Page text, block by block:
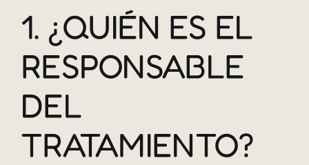
1. ¿QUIÉN ES EL
RESPONSABLE
DEL
TRATAMIENTO?